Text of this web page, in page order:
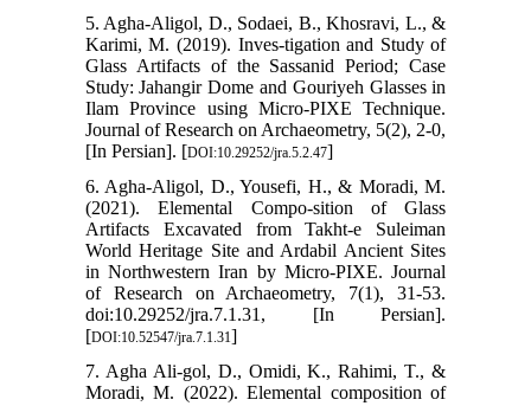
5. Agha-Aligol, D., Sodaei, B., Khosravi, L., &
Karimi, M. (2019). Inves-tigation and Study of
Glass Artifacts of the Sassanid Period; Case
Study: Jahangir Dome and Gouriyeh Glasses in
Ilam Province using Micro-PIXE Technique.
Journal of Research on Archaeometry, 5(2), 2-0,
[In Persian]. [DOI:10.29252/jra.5.2.47]
6. Agha-Aligol, D., Yousefi, H., & Moradi, M.
(2021). Elemental Compo-sition of Glass
Artifacts Excavated from Takht-e Suleiman
World Heritage Site and Ardabil Ancient Sites
in Northwestern Iran by Micro-PIXE. Journal
of Research on Archaeometry, 7(1), 31-53.
doi:10.29252/jra.7.1.31, [In Persian].
[DOI:10.52547/jra.7.1.31]
7. Agha Ali-gol, D., Omidi, K., Rahimi, T., &
Moradi, M. (2022). Elemental composition of